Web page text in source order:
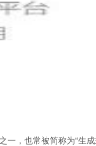
一，也常被简称为“生